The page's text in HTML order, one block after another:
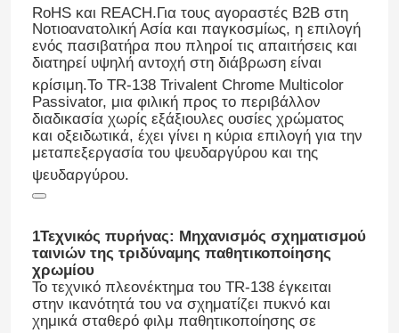
RoHS και REACH.Για τους αγοραστές B2B στη
Νοτιοανατολική Ασία και παγκοσμίως, η επιλογή
ενός πασιβατήρα που πληροί τις απαιτήσεις και
διατηρεί υψηλή αντοχή στη διάβρωση είναι
κρίσιμη.Το TR-138 Trivalent Chrome Multicolor
Passivator, μια φιλική προς το περιβάλλον
διαδικασία χωρίς εξάξιουλες ουσίες χρώματος
και οξειδωτικά, έχει γίνει η κύρια επιλογή για την
μεταπεξεργασία του ψευδαργύρου και της
ψευδαργύρου.
1Τεχνικός πυρήνας: Μηχανισμός σχηματισμού
ταινιών της τριδύναμης παθητικοποίησης
χρωμίου
Το τεχνικό πλεονέκτημα του TR-138 έγκειται
στην ικανότητά του να σχηματίζει πυκνό και
χημικά σταθερό φιλμ παθητικοποίησης σε